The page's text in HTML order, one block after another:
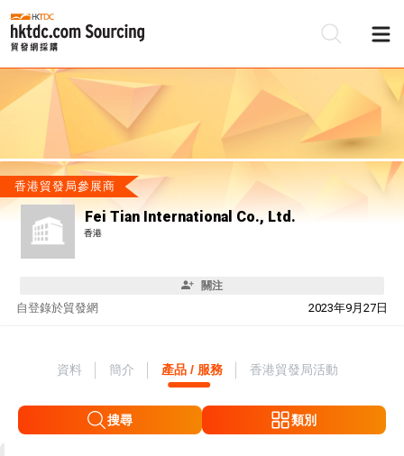
香港貿發局參展商
Fei Tian International Co., Ltd.
香港
關注
自 2023年9月27日
登錄於貿發網
資料 簡介 產品 / 服務 香港貿發局活動
搜尋 類別